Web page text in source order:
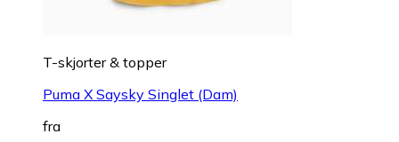
T-skjorter & topper
Puma X Saysky Singlet (Dam)
fra